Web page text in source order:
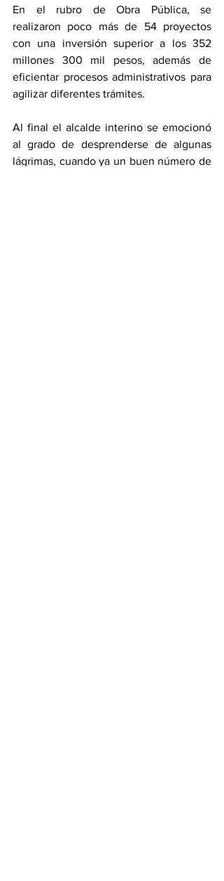
En el rubro de Obra Pública, se
realizaron poco más de 54 proyectos
con una inversión superior a los 352
millones 300 mil pesos, además de
eficientar procesos administrativos para
agilizar diferentes trámites.
Al final el alcalde interino se emocionó
al grado de desprenderse de algunas
lágrimas, cuando ya un buen número de